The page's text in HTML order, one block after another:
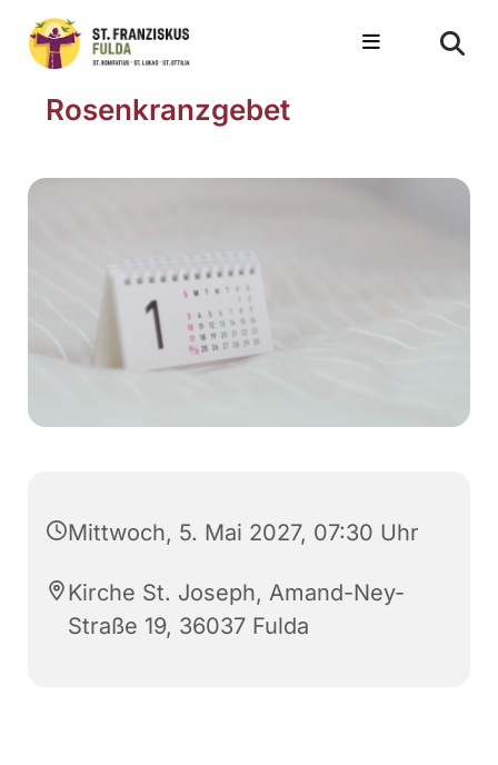
Rosenkranzgebet
Mittwoch, 5. Mai 2027, 07:30 Uhr
Kirche St. Joseph, Amand-Ney-
Straße 19, 36037 Fulda